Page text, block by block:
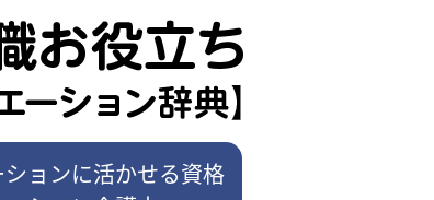
ョンに活かせる資格